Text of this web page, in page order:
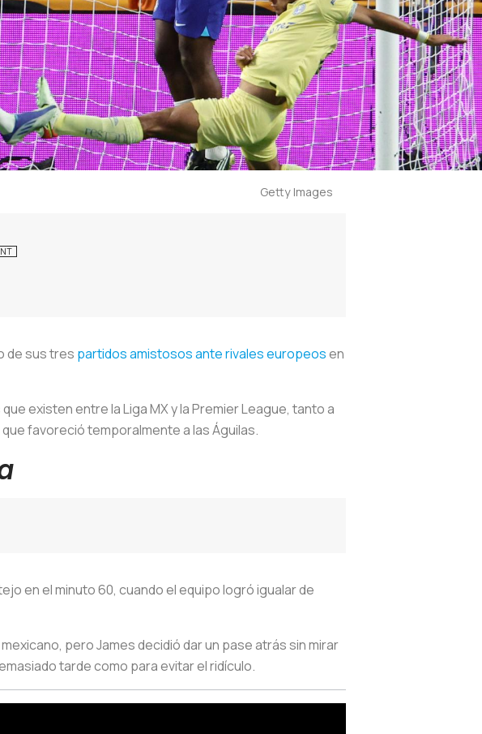
Getty Images
de sus tres partidos amistosos ante rivales europeosen
existen entre la Liga MX y la Premier League, tanto a
favoreció temporalmente a las Águilas.
en el minuto 60, cuando el equipo logró igualar de
pero James decidió dar un pase atrás sin mirar
tarde como para evitar el ridículo.